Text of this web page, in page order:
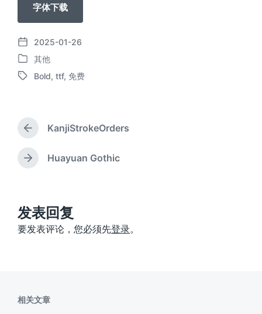
字体下载
发
布
日
2025-01-26
发
布
其他
标
Bold, ttf, 免费
上
篇
文
章
KanjiStrokeOrders
下
：
Huayuan Gothic
发表回复
要发表评论，您必须先登录。
相关文章